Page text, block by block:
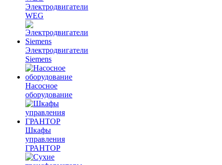
Электродвигатели
WEG
Электродвигатели
Siemens
Насосное
оборудование
Шкафы
управления
ГРАНТОР